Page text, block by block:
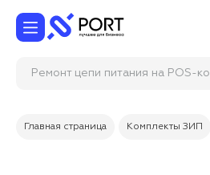
Ремонт цепи питания на POS-ко
Главная страница Комплекты ЗИП